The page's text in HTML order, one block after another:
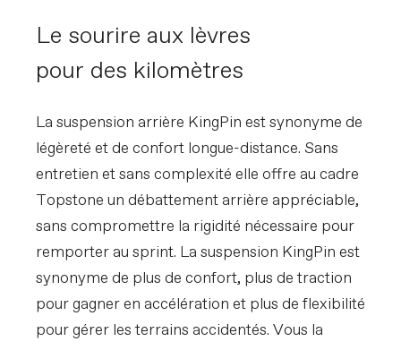
Le sourire aux lèvres
pour des kilomètres
La suspension arrière KingPin est synonyme de
légèreté et de confort longue-distance. Sans
entretien et sans complexité elle offre au cadre
Topstone un débattement arrière appréciable,
sans compromettre la rigidité nécessaire pour
remporter au sprint. La suspension KingPin est
synonyme de plus de confort, plus de traction
pour gagner en accélération et plus de flexibilité
pour gérer les terrains accidentés. Vous la
Reserve Fillmore tubeless valve stems,
SRAM AXS charger, Conceal Stem
VEUILLEZ NOTER QUE LES SPECIFICATIONS SONT
SUJETTES A CHANGEMENT SANS PREAVIS, BASES
SUR LA DISPONIBILITE DES COMPOSANTS ET
AUTRES FACTEURS.